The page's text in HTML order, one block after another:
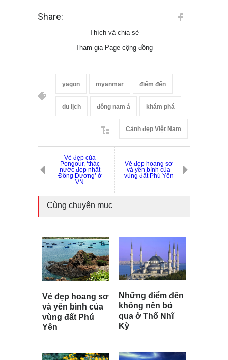
Share:
Thích và chia sẻ
Tham gia Page cộng đồng
yagon myanmar điểm đến
du lịch đông nam á khám phá
Cảnh đẹp Việt Nam
Vẻ đẹp của
Pongour, ‘thác
nước đẹp nhất
Đông Dương’ ở
VN
Vẻ đẹp hoang sơ
và yên bình của
vùng đất Phú Yên
Cùng chuyên mục
Vẻ đẹp hoang sơ
và yên bình của
vùng đất Phú
Yên
Những điểm đến
không nên bỏ
qua ở Thổ Nhĩ
Kỳ